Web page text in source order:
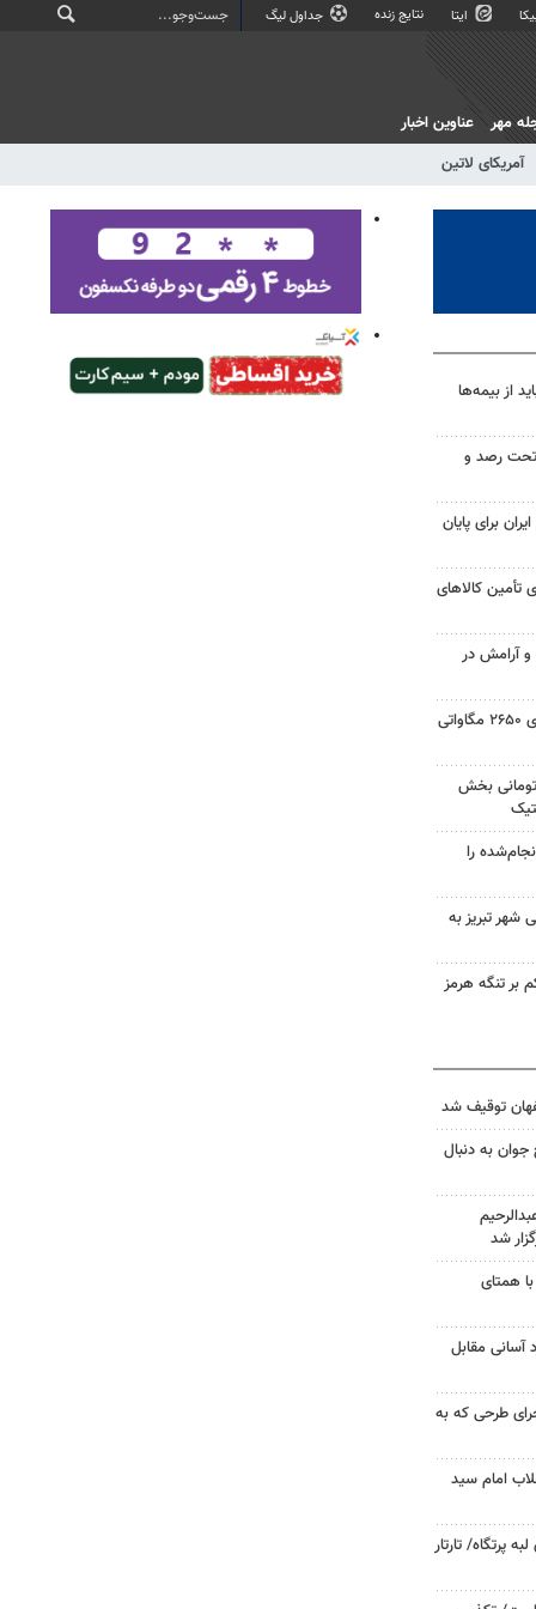
ایتا نتایج زنده جداول لیگ
آمریکای لاتین
مهر عناوین اخبار
از بیمه‌ها
تحت رصد و
برای پایان
تأمین کالاهای
و آرامش در
حسینی: ایجاد نیروگاه خورشیدی ۲۶۵۰ مگاواتی
تومانی بخش
را
شهر تبریز به
بر تنگه هرمز
به دنبال
شد
همتای
آسانی مقابل
طرحی که به
امام سید
پرتگاه/ تارتار